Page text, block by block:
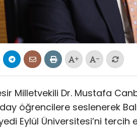
+ -
Milletvekili Dr. Mustafa
öğrencilere seslenerek
Eylül Üniversitesi’ni tercih